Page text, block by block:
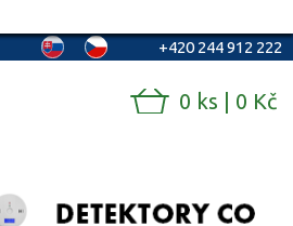
+420 244 912 222
0 ks | 0 Kč